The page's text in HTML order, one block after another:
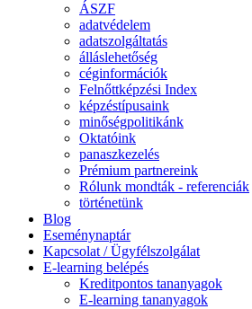
ÁSZF
adatvédelem
adatszolgáltatás
álláslehetőség
céginformációk
Felnőttképzési Index
képzéstípusaink
minőségpolitikánk
Oktatóink
panaszkezelés
Prémium partnereink
Rólunk mondták - referenciák
történetünk
Blog
Eseménynaptár
Kapcsolat / Ügyfélszolgálat
E-learning belépés
Kreditpontos tananyagok
E-learning tananyagok